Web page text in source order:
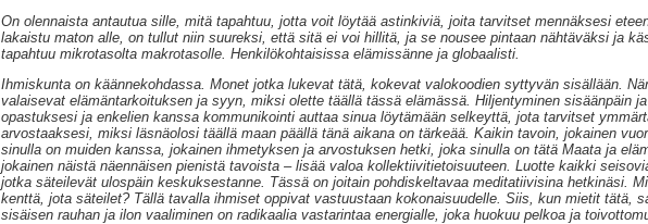
On olennaista antautua sille, mitä tapahtuu, jotta voit löytää astinkiviä, joita tarvitset mennäksesi
lakaistu maton alle, on tullut niin suureksi, että sitä ei voi hillitä, ja se nousee pintaan nähtäväksi ja
tapahtuu mikrotasolta makrotasolle. Henkilökohtaisissa elämissänne ja globaalisti.
Ihmiskunta on käännekohdassa. Monet jotka lukevat tätä, kokevat valokoodien syttyvän sisällään.
valaisevat elämäntarkoituksen ja syyn, miksi olette täällä tässä elämässä. Hiljentyminen sisäänpäin
opastuksesi ja enkelien kanssa kommunikointi auttaa sinua löytämään selkeyttä, jota tarvitset
arvostaaksesi, miksi läsnäolosi täällä maan päällä tänä aikana on tärkeää. Kaikin tavoin, jokainen
sinulla on muiden kanssa, jokainen ihmetyksen ja arvostuksen hetki, joka sinulla on tätä Maata ja
jokainen näistä näennäisen pienistä tavoista – lisää valoa kollektiivitietoisuuteen. Luotte kaikki
jotka säteilevät ulospäin keskuksestanne. Tässä on joitain pohdiskeltavaa meditatiivisina hetkinäsi.
kenttä, jota säteilet? Tällä tavalla ihmiset oppivat vastuustaan kokonaisuudelle. Siis, kun mietit tätä,
sisäisen rauhan ja ilon vaaliminen on radikaalia vastarintaa energialle, joka huokuu pelkoa ja